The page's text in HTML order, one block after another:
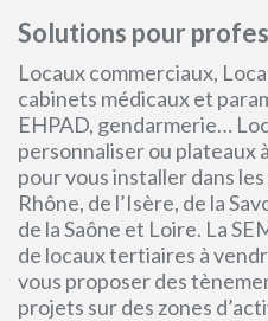
Solutions pour
Locaux commerciaux,
cabinets médicaux et
EHPAD, gendarmerie…
personnaliser ou plateaux
pour vous installer dans
Rhône, de l’Isère, de la
de la Saône et Loire. La
de locaux tertiaires à
vous proposer des
projets sur des zones